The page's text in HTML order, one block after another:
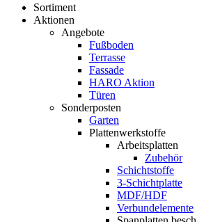
Sortiment
Aktionen
Angebote
Fußboden
Terrasse
Fassade
HARO Aktion
Türen
Sonderposten
Garten
Plattenwerkstoffe
Arbeitsplatten
Zubehör
Schichtstoffe
3-Schichtplatte
MDF/HDF
Verbundelemente